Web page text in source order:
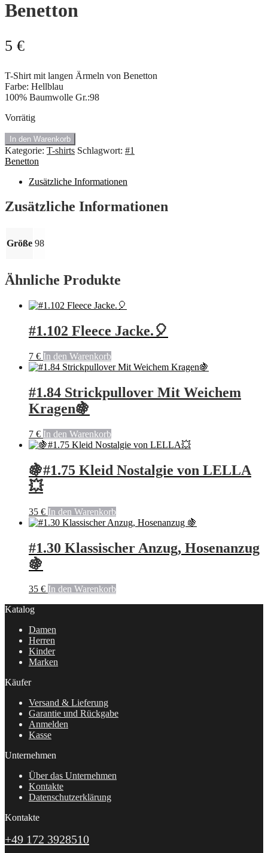
Benetton
5 €
T-Shirt mit langen Ärmeln von Benetton
Farbe: Hellblau
100% Baumwolle Gr.:98
Vorrätig
#1.52
Langarmshirt
von
Menge
In den Warenkorb
Kategorie: T-shirts Schlagwort: #1
Benetton
Zusätzliche Informationen
Zusätzliche Informationen
Größe 98
Ähnliche Produkte
#1.102 Fleece Jacke.🎈
7 € In den Warenkorb
#1.84 Strickpullover Mit Weichem
Kragen🍇
7 € In den Warenkorb
🍇#1.75 Kleid Nostalgie von LELLA
💥
35 € In den Warenkorb
#1.30 Klassischer Anzug, Hosenanzug
🍇
35 € In den Warenkorb
Katalog
Damen
Herren
Kinder
Marken
Käufer
Versand & Lieferung
Garantie und Rückgabe
Anmelden
Kasse
Unternehmen
Über das Unternehmen
Kontakte
Datenschutzerklärung
Kontakte
+49 172 3928510